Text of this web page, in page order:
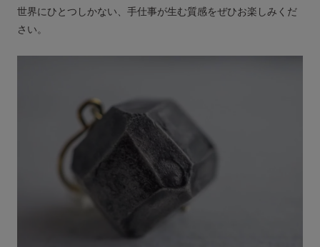
世界にひとつしかない、手仕事が生む質感をぜひお楽しみくだ
さい。